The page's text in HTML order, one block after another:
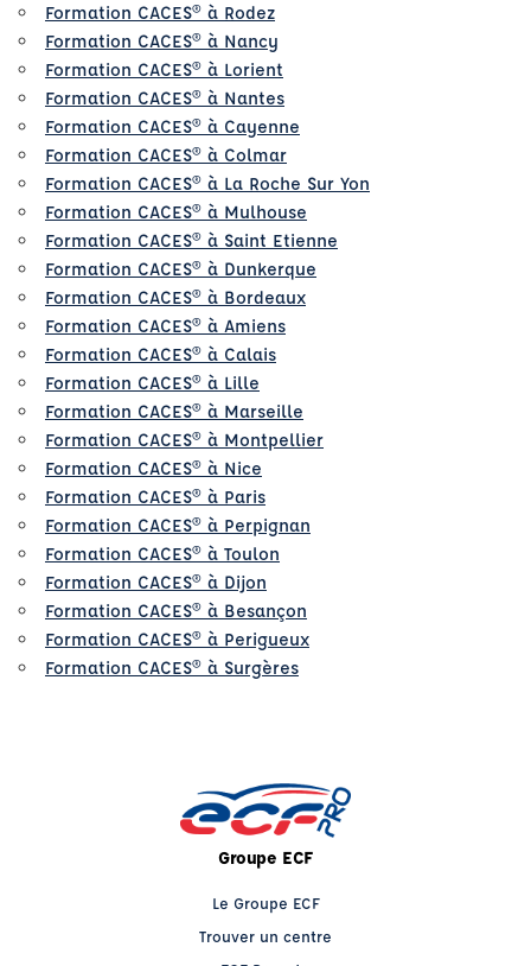
Formation CACES® à Rodez
Formation CACES® à Nancy
Formation CACES® à Lorient
Formation CACES® à Nantes
Formation CACES® à Cayenne
Formation CACES® à Colmar
Formation CACES® à La Roche Sur Yon
Formation CACES® à Mulhouse
Formation CACES® à Saint Etienne
Formation CACES® à Dunkerque
Formation CACES® à Bordeaux
Formation CACES® à Amiens
Formation CACES® à Calais
Formation CACES® à Lille
Formation CACES® à Marseille
Formation CACES® à Montpellier
Formation CACES® à Nice
Formation CACES® à Paris
Formation CACES® à Perpignan
Formation CACES® à Toulon
Formation CACES® à Dijon
Formation CACES® à Besançon
Formation CACES® à Perigueux
Formation CACES® à Surgères
Groupe ECF
Le Groupe ECF
Trouver un centre